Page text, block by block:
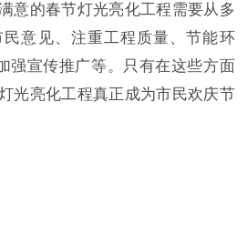
意的春节灯光亮化工程需要从多
意见、注重工程质量、节能环
强宣传推广等。只有在这些方面
光亮化工程真正成为市民欢庆节